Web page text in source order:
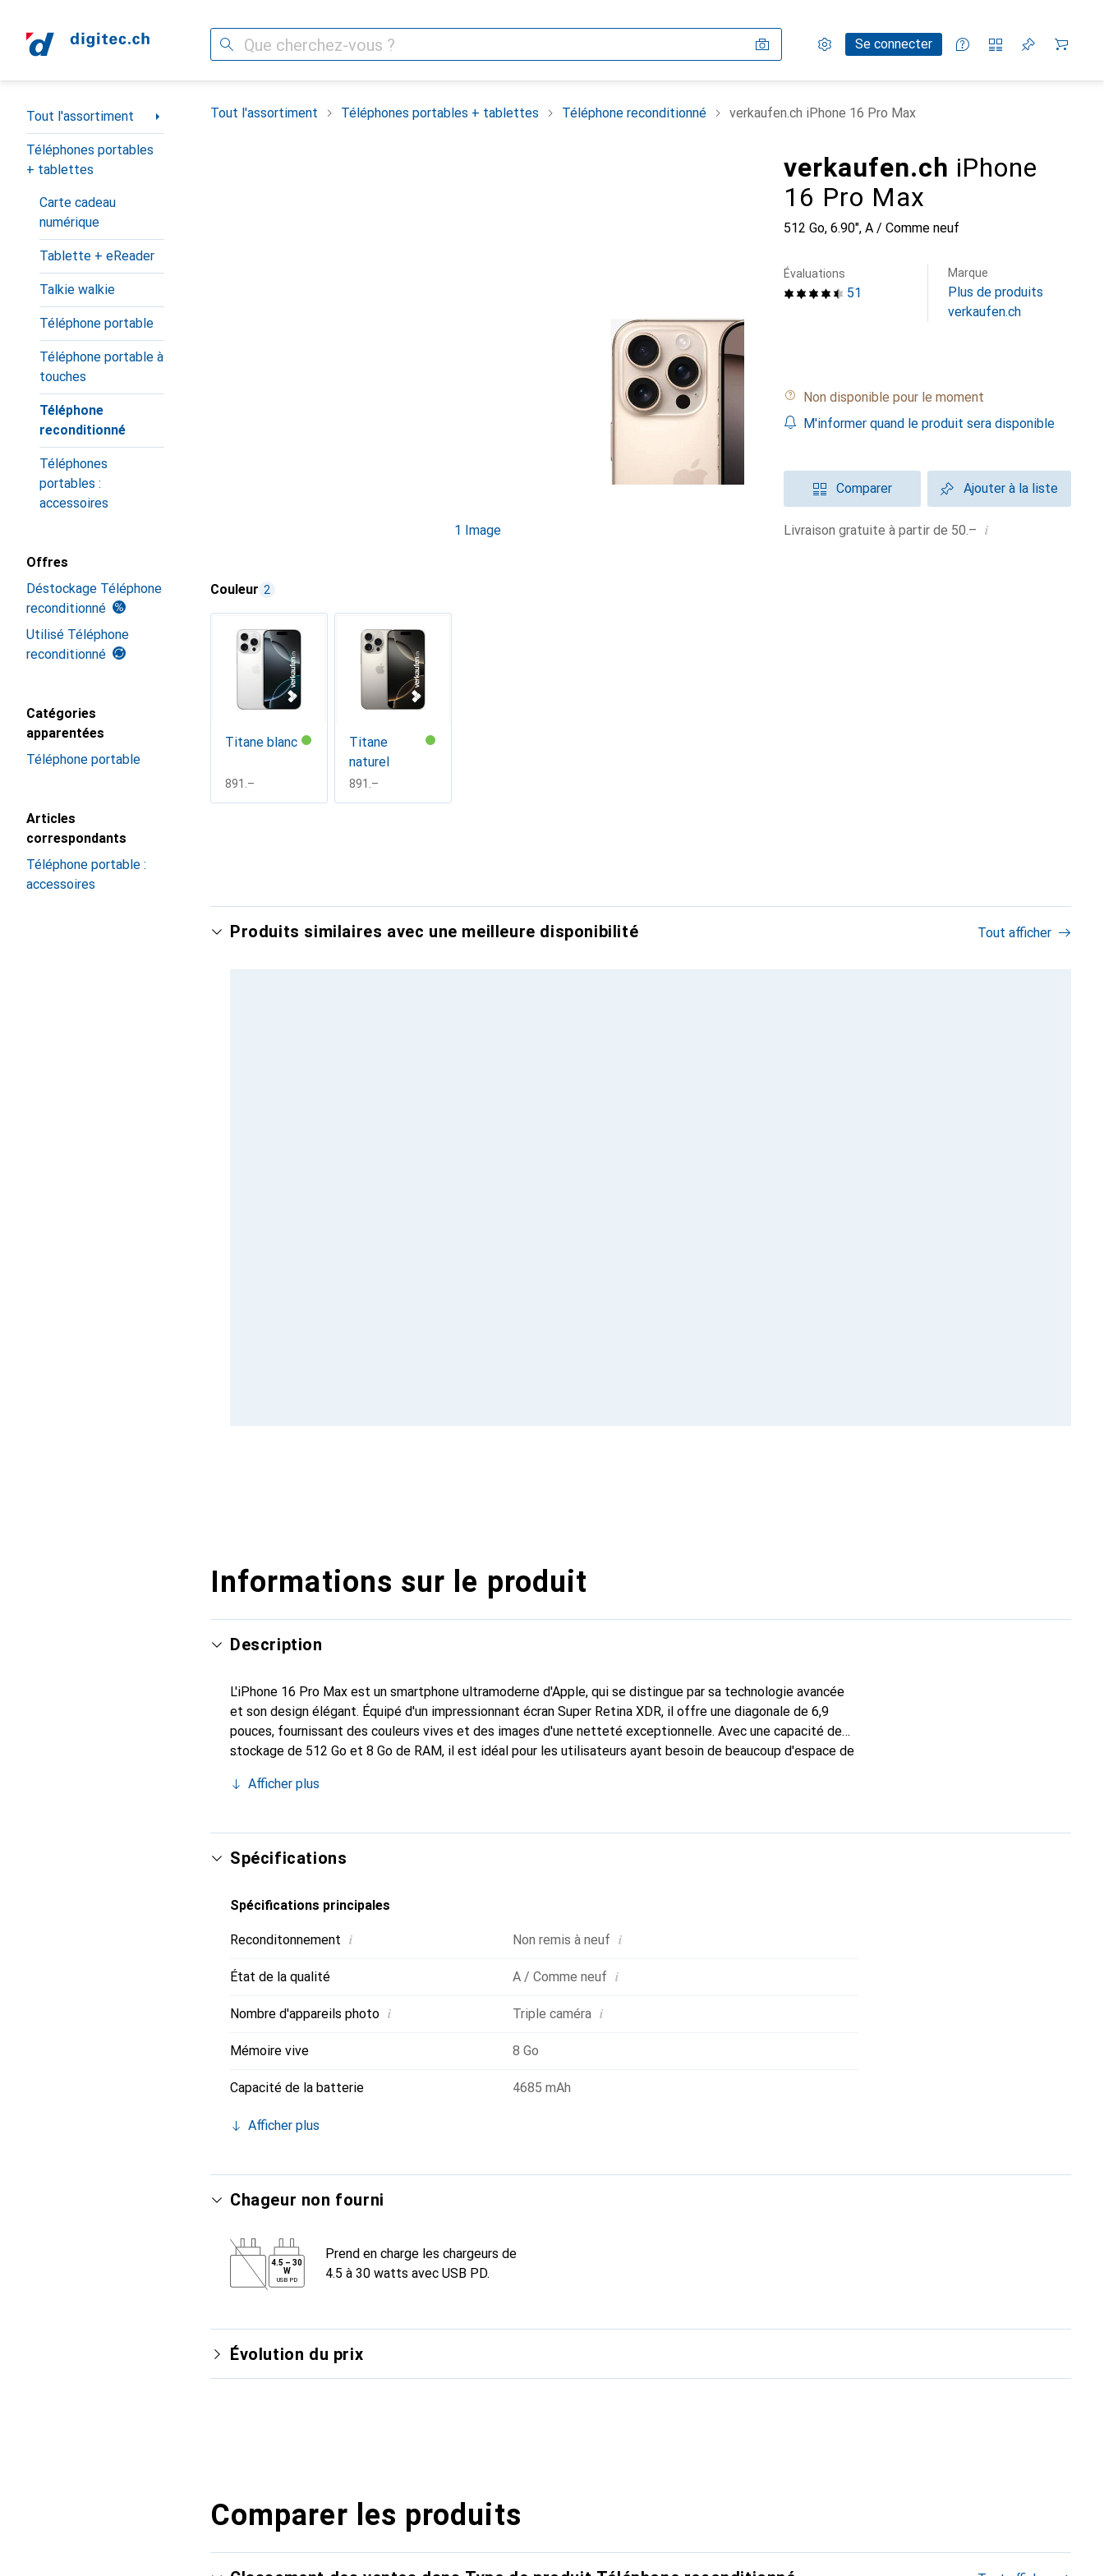
Recherche Paramètres
Compte clientSe connecter
Listes de comparaison
Listes d'envies
Panier
Navigation par catégorie
Tout l'assortiment
Téléphones portables
+ tablettes
Carte cadeau
numérique
Tablette + eReader
Talkie walkie
Téléphone portable
Téléphone portable à
touches
Téléphone
reconditionné
Téléphones
portables :
accessoires
Offres
Déstockage Téléphone
reconditionné
Utilisé Téléphone
reconditionné
Catégories
apparentées
Téléphone portable
Articles
correspondants
Téléphone portable :
accessoires
Tout l'assortiment Téléphones portables + tablettes Téléphone reconditionné verkaufen.ch iPhone 16 Pro Max
1 Image
verkaufen.ch iPhone
16 Pro Max
512 Go, 6.90", A / Comme neuf
51
Évaluations Marque
Plus de produits
verkaufen.ch
Non disponible pour le moment
M'informer quand le produit sera disponible
Comparer Ajouter à la liste
Livraison gratuite à partir de 50.– i
Couleur 2
Titane blanc
CHF
891.–
Titane
naturel
CHF
891.–
Produits similaires avec une meilleure disponibilité Tout afficher
Informations sur le produit
Description
L'iPhone 16 Pro Max est un smartphone ultramoderne d'Apple, qui se distingue par sa technologie avancée
et son design élégant. Équipé d'un impressionnant écran Super Retina XDR, il offre une diagonale de 6,9
pouces, fournissant des couleurs vives et des images d'une netteté exceptionnelle. Avec une capacité de
stockage de 512 Go et 8 Go de RAM, il est idéal pour les utilisateurs ayant besoin de beaucoup d'espace de
permet de capturer des photos et des vidéos époustouflantes, tandis que la caméra frontale de 12
équipé de la norme mobile 5G, assurant une connexion rapide et fiable. Avec une capacité de batterie de
4685 mAh et des fonctionnalités telles que MagSafe et la charge sans fil, l'iPhone 16 Pro Max est à la fois
puissant et convivial.
Afficher plus
Spécifications
Spécifications principales
Reconditonnement i Non remis à neuf i
État de la qualité A / Comme neuf i
Nombre d'appareils photo i Triple caméra i
Mémoire vive 8 Go
Capacité de la batterie 4685 mAh
Afficher plus
Chageur non fourni
4.5 – 30
W
USB PD
Prend en charge les chargeurs de
4.5 à 30 watts avec USB PD.
Évolution du prix
Comparer les produits